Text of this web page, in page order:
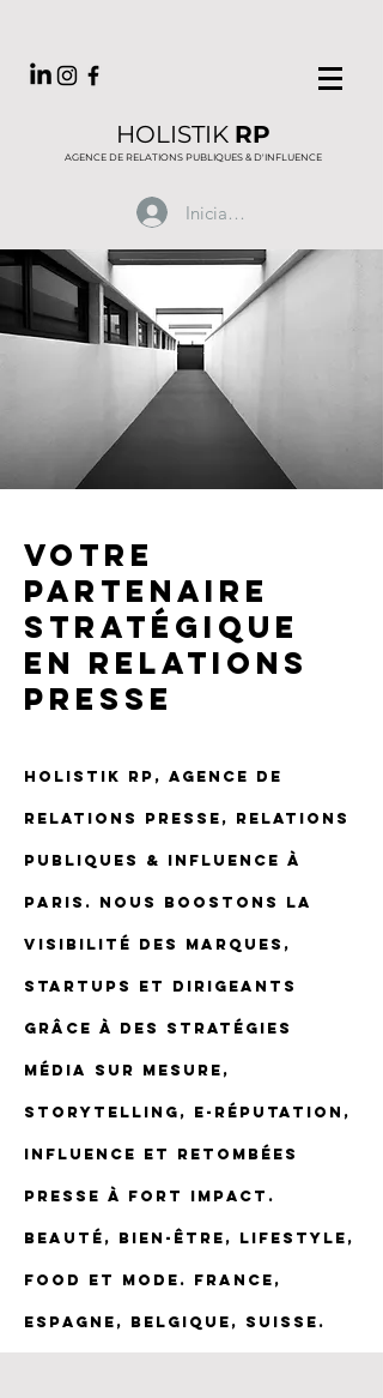
HOLISTIK RP
AGENCE DE RELATIONS PUBLIQUES & D'INFLUENCE
Iniciar sesión
VOTRE
PARTENAIRE
STRATÉGIQUE
EN RELATIONS
PRESSE
HolistiK RP, agence de
Relations Presse, Relations
Publiques & Influence à
Paris. Nous boostons la
visibilité des marques,
startups et dirigeants
grâce à des stratégies
média sur mesure,
storytelling, e-réputation,
influence et retombées
presse à fort impact.
Beauté, bien-être, lifestyle,
food et mode. France,
Espagne, Belgique, Suisse.